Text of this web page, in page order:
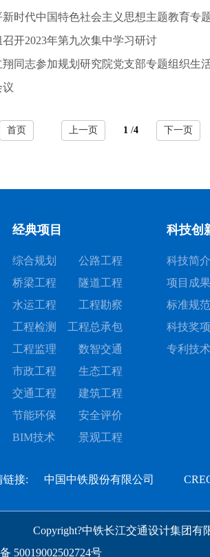
时代中国特色社会主义思想主题教育专
开2023年第九次集中学习研讨
同志参加规划研究院党支部专题组织生
议
首页 上一页 1 /4 下一页
经典项目
综合规划
公路工程
桥梁工程
隧道工程
水运工程
工程勘察
工程检测
工程总承包
工程监理
数智交通
市政工程
生态工程
交通工程
建筑工程
节能环保
安全评价
BIM技术
景观工程
科技创
科技简介
项目成果
标准规范
科技奖项
专利技术
链接: 中国中铁股份有限公司
Copyright?中铁长江交通设计集团有
50019002502724号